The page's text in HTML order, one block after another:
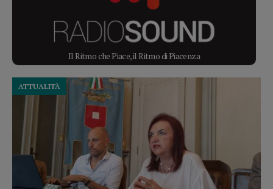
Il Ritmo che Piace, il Ritmo di Piacenza
ATTUALITÀ